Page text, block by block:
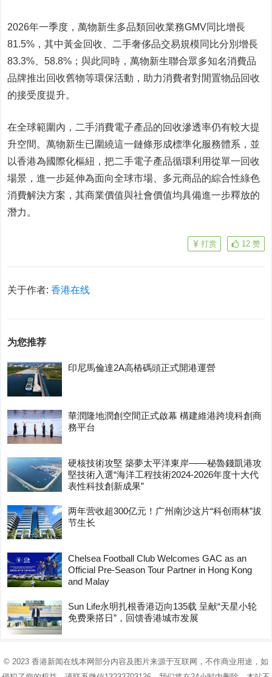
2026年一季度，萬物新生多品類回收業務GMV同比增長
81.5%，其中黃金回收、二手奢侈品交易規模同比分別增長
83.3%、58.8%；與此同時，萬物新生聯合眾多知名消費品
品牌推出回收舊物等環保活動，助力消費者對閒置物品回收
的接受度提升。
在全球範圍內，二手消費電子產品的回收滲透率仍有較大提
升空間。萬物新生已圍繞這一鏈條形成標準化服務體系，並
以香港為國際化樞紐，把二手電子產品循環利用從單一回收
場景，進一步延伸為面向全球市場、多元商品的綜合性綠色
消費解決方案，其商業價值與社會價值均具備進一步釋放的
潛力。
12 赞
打赏
关于作者:香港在线
为您推荐
印尼馬倫達2A高樁碼頭正式開港運營
華潤隆地潤創空間正式啟幕 構建維港跨境科創商
務平台
硬核技術攻堅 築夢太平洋東岸——秘魯錢凱港攻
堅技術入選“海洋工程技術2024-2026年度十大代
表性科技創新成果”
两年营收超300亿元！广州南沙这片“科创雨林”拔
节生长
Chelsea Football Club Welcomes GAC as an
Official Pre-Season Tour Partner in Hong Kong
and Malay
Sun Life永明扎根香港迈向135载 呈献“天星小轮
免费乘搭日”，回馈香港城市发展
© 2023 香港新闻在线本网部分内容及图片来源于互联网，不作商业用途，如